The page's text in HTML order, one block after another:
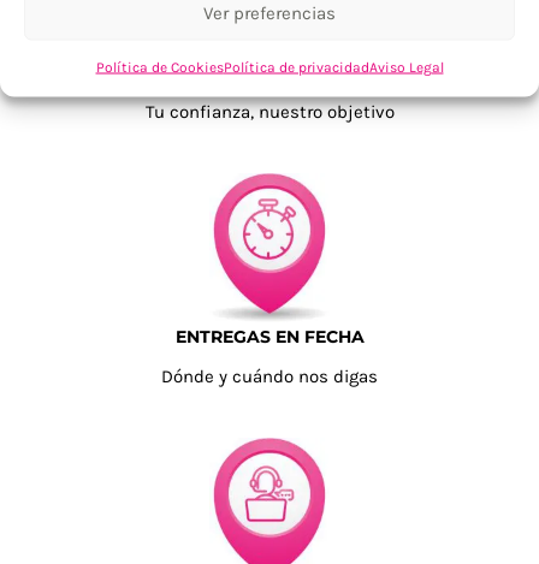
Ver preferencias
Política de CookiesPolítica de privacidadAviso Legal
TU SATISFACCIÓN = LA NUESTRA
Tu confianza, nuestro objetivo
ENTREGAS EN FECHA
Dónde y cuándo nos digas